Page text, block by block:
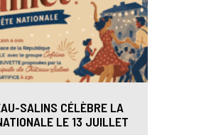
SALINS CÉLÈBRE LA
LE 13 JUILLET